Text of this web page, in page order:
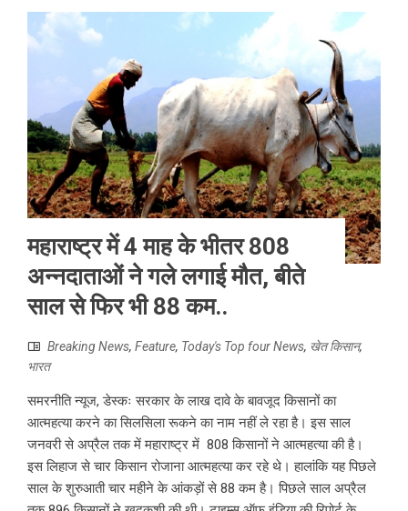
महाराष्ट्र में 4 माह के भीतर 808
अन्नदाताओं ने गले लगाई मौत, बीते
साल से फिर भी 88 कम..
Breaking News, Feature, Today's Top four News, खेत किसान,
भारत
समरनीति न्यूज, डेस्कः सरकार के लाख दावे के बावजूद किसानों का
आत्महत्या करने का सिलसिला रूकने का नाम नहीं ले रहा है। इस साल
जनवरी से अप्रैल तक में महाराष्ट्र में 808 किसानों ने आत्महत्या की है।
इस लिहाज से चार किसान रोजाना आत्महत्या कर रहे थे। हालांकि यह पिछले
साल के शुरुआती चार महीने के आंकड़ों से 88 कम है। पिछले साल अप्रैल